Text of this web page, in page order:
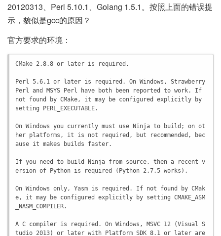
20120313、Perl 5.10.1、Golang 1.5.1。按照上面的错误提
示，貌似是gcc的原因？
官方要求的环境：
CMake 2.8.8 or later is required.
Perl 5.6.1 or later is required. On Windows, Strawberry
Perl and MSYS Perl have both been reported to work. If
not found by CMake, it may be configured explicitly by
setting PERL_EXECUTABLE.
On Windows you currently must use Ninja to build; on ot
her platforms, it is not required, but recommended, bec
ause it makes builds faster.
If you need to build Ninja from source, then a recent v
ersion of Python is required (Python 2.7.5 works).
On Windows only, Yasm is required. If not found by CMak
e, it may be configured explicitly by setting CMAKE_ASM
_NASM_COMPILER.
A C compiler is required. On Windows, MSVC 12 (Visual S
tudio 2013) or later with Platform SDK 8.1 or later are